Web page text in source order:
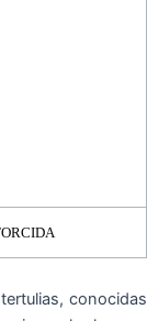
conocidas